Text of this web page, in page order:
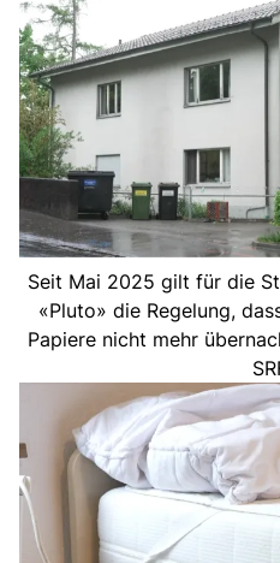
Seit Mai 2025 gilt für die
«Pluto» die Regelung,
Papiere nicht mehr